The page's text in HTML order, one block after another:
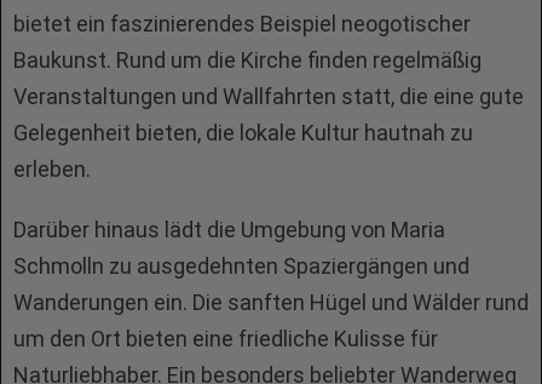
bietet ein faszinierendes Beispiel neogotischer
Baukunst. Rund um die Kirche finden regelmäßig
Veranstaltungen und Wallfahrten statt, die eine gute
Gelegenheit bieten, die lokale Kultur hautnah zu
erleben.
Darüber hinaus lädt die Umgebung von Maria
Schmolln zu ausgedehnten Spaziergängen und
Wanderungen ein. Die sanften Hügel und Wälder rund
um den Ort bieten eine friedliche Kulisse für
Naturliebhaber. Ein besonders beliebter Wanderweg